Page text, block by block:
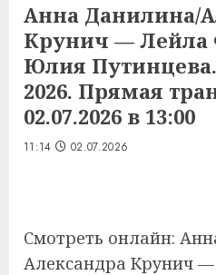
Анна Данилина/
Крунич — Лейла
Юлия
2026. Прямая
02.07.2026 в 13:00
11:14 02.07.2026
Смотреть онлайн:
Александра Крунич